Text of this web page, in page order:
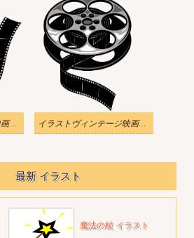
イラストヴィンテージ映画リールコンセプトPNG透明 イラストヴィンテージ映画リールpng透明
最新 イラスト
魔法の杖 イラスト